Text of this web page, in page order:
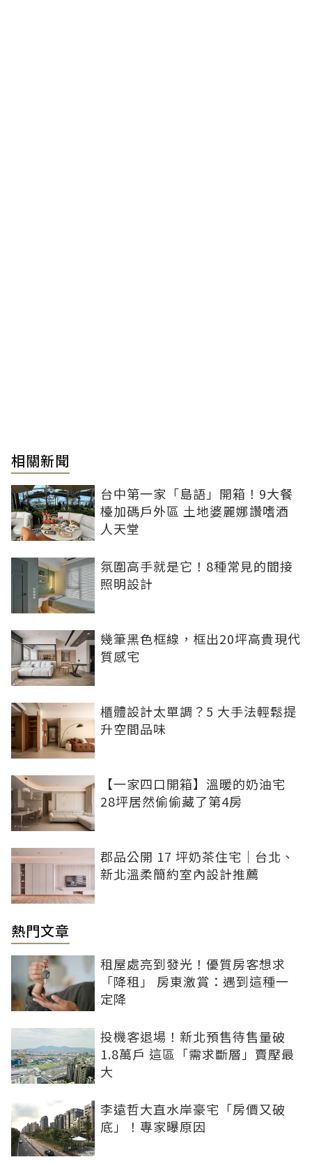
相關新聞
台中第一家「島語」開箱！9大餐
檯加碼戶外區 土地婆麗娜讚嗜酒
人天堂
氛圍高手就是它！8種常見的間接
照明設計
幾筆黑色框線，框出20坪高貴現代
質感宅
櫃體設計太單調？5 大手法輕鬆提
升空間品味
【一家四口開箱】溫暖的奶油宅
28坪居然偷偷藏了第4房
郡品公開 17 坪奶茶住宅｜台北、
新北溫柔簡約室內設計推薦
熱門文章
租屋處亮到發光！優質房客想求
「降租」 房東激賞：遇到這種一
定降
投機客退場！新北預售待售量破
1.8萬戶 這區「需求斷層」賣壓最
大
李遠哲大直水岸豪宅「房價又破
底」！專家曝原因